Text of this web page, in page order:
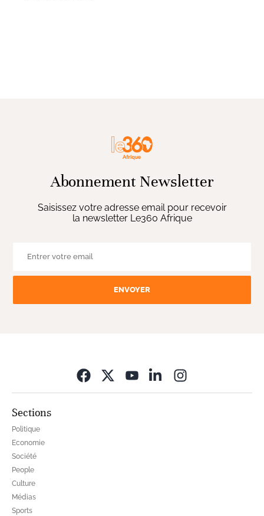
Abonnement Newsletter
Saisissez votre adresse email pour recevoir
la newsletter Le360 Afrique
ENVOYER
Sections
Politique
Economie
Société
People
Culture
Médias
Sports